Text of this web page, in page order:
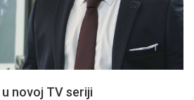
novoj TV seriji